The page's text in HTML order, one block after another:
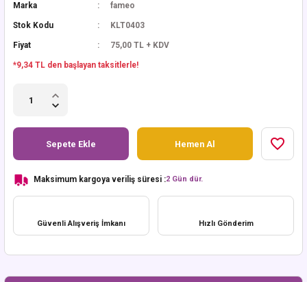
Marka fameo
Stok Kodu KLT0403
Fiyat 75,00 TL + KDV
*9,34 TL den başlayan taksitlerle!
Sepete Ekle Hemen Al
Maksimum kargoya veriliş süresi :2 Gün dür.
Güvenli Alışveriş İmkanı Hızlı Gönderim